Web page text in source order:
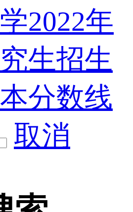
2022年
生招生
分数线
取消